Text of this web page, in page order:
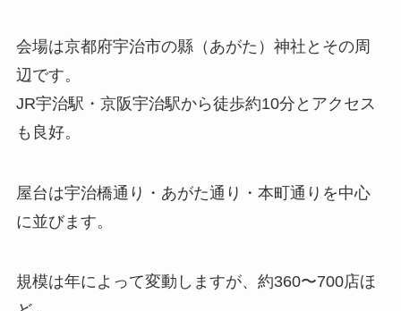
会場は京都府宇治市の縣（あがた）神社とその周
辺です。
JR宇治駅・京阪宇治駅から徒歩約10分とアクセス
も良好。
屋台は宇治橋通り・あがた通り・本町通りを中心
に並びます。
規模は年によって変動しますが、約360〜700店ほ